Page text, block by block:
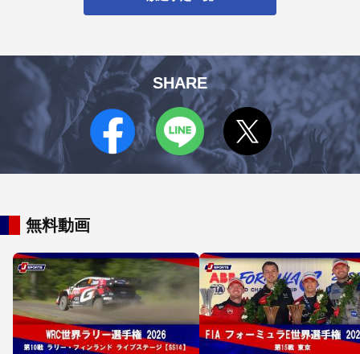
SHARE
無料動画